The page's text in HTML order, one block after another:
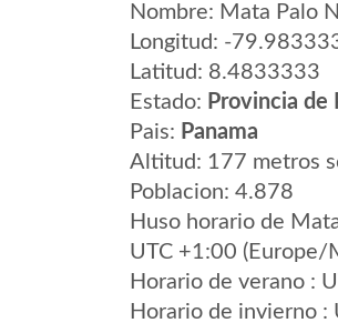
Nombre: Mata Palo
Longitud: -
Latitud: 8.4833333
Estado: Provincia de
Pais: Panama
Altitud: 177 metros
Poblacion: 4.878
Huso horario de
UTC +1:00 (Europe/
Horario de verano :
Horario de invierno :